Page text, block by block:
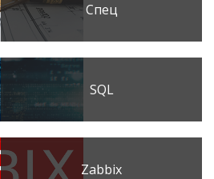
Спец
SQL
Zabbix